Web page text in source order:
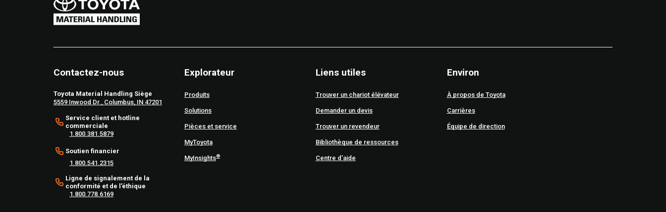
Contactez-nous
Toyota Material Handling Siège
5559 Inwood Dr., Columbus, IN 47201
Service client et hotline
commerciale
1.800.381.5879
Soutien financier
1.800.541.2315
Ligne de signalement de la
conformité et de l’éthique
1.800.778.6169
Explorateur
Produits
Solutions
Pièces et service
MyToyota
MyInsights®
Liens utiles
Trouver un chariot élévateur
Demander un devis
Trouver un revendeur
Bibliothèque de ressources
Centre d’aide
Environ
À propos de Toyota
Carrières
Équipe de direction